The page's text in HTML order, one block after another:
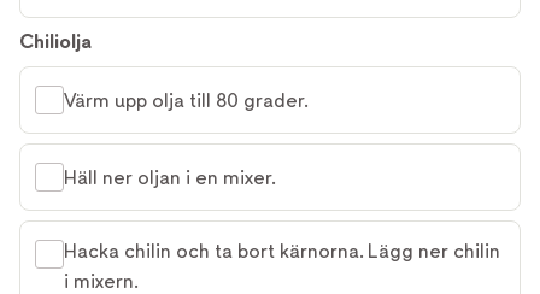
Chiliolja
Värm upp olja till 80 grader.
Häll ner oljan i en mixer.
Hacka chilin och ta bort kärnorna. Lägg ner chilin
i mixern.